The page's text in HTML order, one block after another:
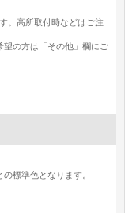
。高所取付時などはご注
の方は「その他」欄にご
標準色となります。